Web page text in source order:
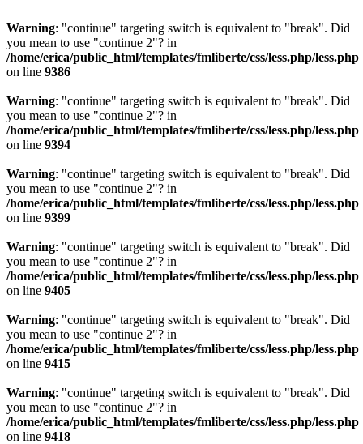
Warning: "continue" targeting switch is equivalent to "break". Did
you mean to use "continue 2"? in
/home/erica/public_html/templates/fmliberte/css/less.php/less.php
on line 9386
Warning: "continue" targeting switch is equivalent to "break". Did
you mean to use "continue 2"? in
/home/erica/public_html/templates/fmliberte/css/less.php/less.php
on line 9394
Warning: "continue" targeting switch is equivalent to "break". Did
you mean to use "continue 2"? in
/home/erica/public_html/templates/fmliberte/css/less.php/less.php
on line 9399
Warning: "continue" targeting switch is equivalent to "break". Did
you mean to use "continue 2"? in
/home/erica/public_html/templates/fmliberte/css/less.php/less.php
on line 9405
Warning: "continue" targeting switch is equivalent to "break". Did
you mean to use "continue 2"? in
/home/erica/public_html/templates/fmliberte/css/less.php/less.php
on line 9415
Warning: "continue" targeting switch is equivalent to "break". Did
you mean to use "continue 2"? in
/home/erica/public_html/templates/fmliberte/css/less.php/less.php
on line 9418